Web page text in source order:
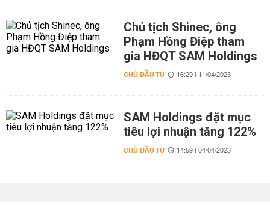
Chủ tịch Shinec, ông
Phạm Hồng Điệp tham
gia HĐQT SAM Holdings
CHỦ ĐẦU TƯ 16:29 | 11/04/2023
SAM Holdings đặt mục
tiêu lợi nhuận tăng 122%
CHỦ ĐẦU TƯ 14:59 | 04/04/2023